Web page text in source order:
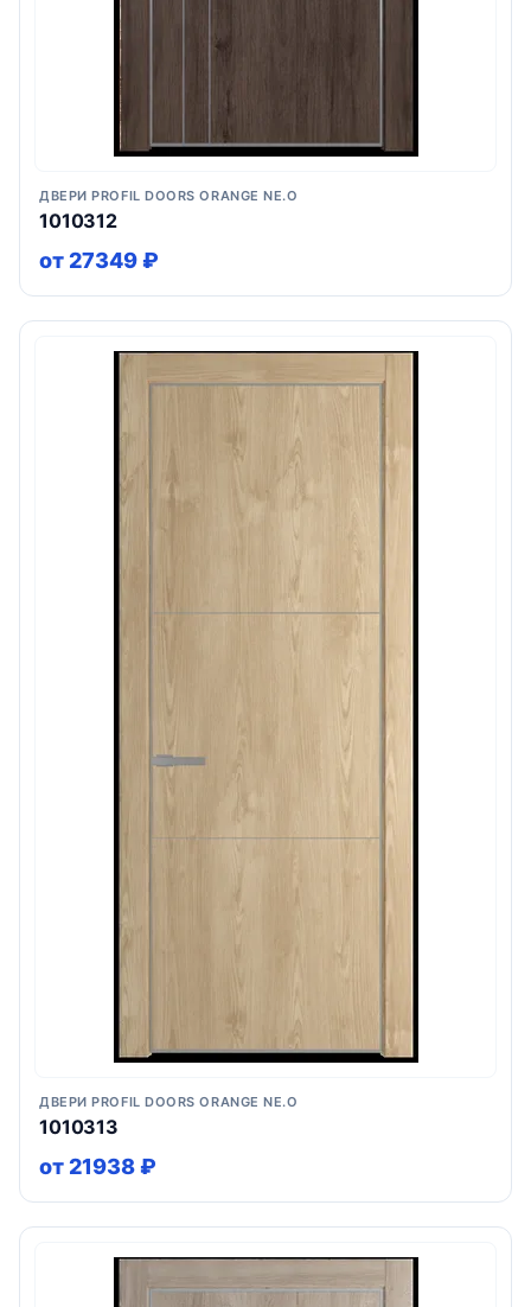
ДВЕРИ PROFIL DOORS ORANGE NE.O
1010312
от 27349 ₽
ДВЕРИ PROFIL DOORS ORANGE NE.O
1010313
от 21938 ₽